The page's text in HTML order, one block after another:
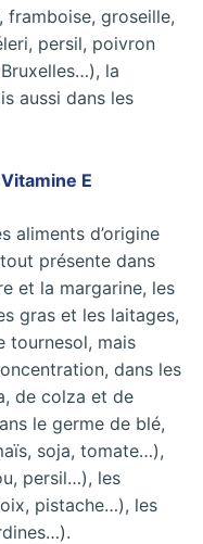
framboise, groseille,
persil, poivron
la
aussi dans les
E
aliments d’origine
présente dans
et la margarine, les
gras et les laitages,
tournesol, mais
dans les
de colza et de
le germe de blé,
soja, tomate…),
persil…), les
pistache…), les